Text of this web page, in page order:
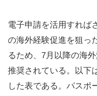
電子申請を活用すれば
の海外経験促進を狙っ
るため、7月以降の海
推奨されている。以下
した表である。パスポ